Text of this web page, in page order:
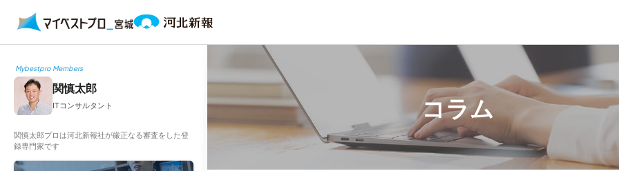
Mybestpro Members
関慎太郎
ITコンサルタント
関慎太郎プロは河北新報社が厳正なる審査をした登
録専門家です
コラム